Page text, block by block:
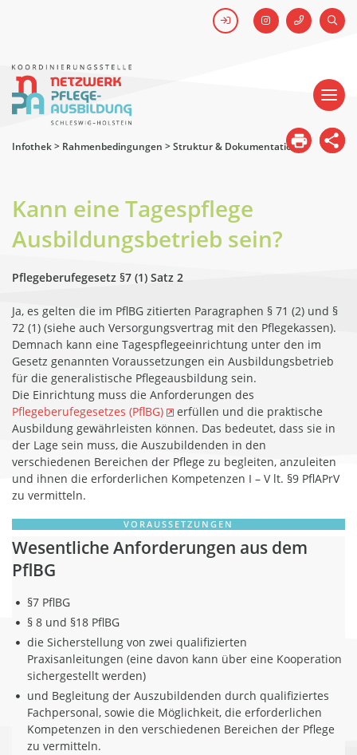
FACEBOOK
Holstein
Infothek> Rahmenbedingungen >Struktur & Dokumentation
Kann eine Tagespflege
Ausbildungsbetrieb sein?
Pflegeberufegesetz §7 (1) Satz 2
Ja, es gelten die im PflBG zitierten Paragraphen § 71 (2) und §
72 (1) (siehe auch Versorgungsvertrag mit den Pflegekassen).
Demnach kann eine Tagespflegeeinrichtung unter den im
Gesetz genannten Voraussetzungen ein Ausbildungsbetrieb
für die generalistische Pflegeausbildung sein.
Die Einrichtung muss die Anforderungen des
Pflegeberufegesetzes (PflBG)
erfüllen und die praktische
Ausbildung gewährleisten können. Das bedeutet, dass sie in
der Lage sein muss, die Auszubildenden in den
verschiedenen Bereichen der Pflege zu begleiten, anzuleiten
und ihnen die erforderlichen Kompetenzen I – V lt. §9 PflAPrV
zu vermitteln.
VORAUSSETZUNGEN
Wesentliche Anforderungen aus dem
PflBG
§7 PflBG
§ 8 und §18 PflBG
die Sicherstellung von zwei qualifizierten
Praxisanleitungen (eine davon kann über eine Kooperation
sichergestellt werden)
und Begleitung der Auszubildenden durch qualifiziertes
Fachpersonal, sowie die Möglichkeit, die erforderlichen
Kompetenzen in den verschiedenen Bereichen der Pflege
zu vermitteln.